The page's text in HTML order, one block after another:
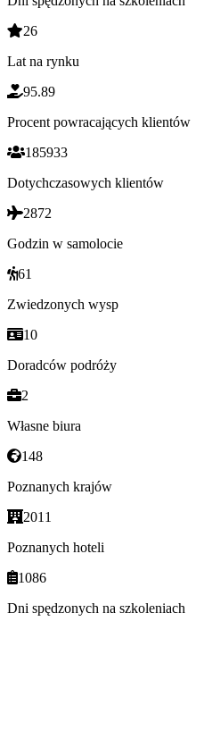
26
Lat na rynku
95.89
Procent powracających klientów
185933
Dotychczasowych klientów
2872
Godzin w samolocie
61
Zwiedzonych wysp
10
Doradców podróży
2
Własne biura
148
Poznanych krajów
2011
Poznanych hoteli
1086
Dni spędzonych na szkoleniach